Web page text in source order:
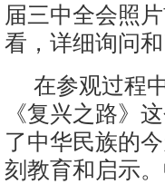
届三中全会照
看，详细询问和
在参观过程
《复兴之路》
了中华民族的
刻教育和启示